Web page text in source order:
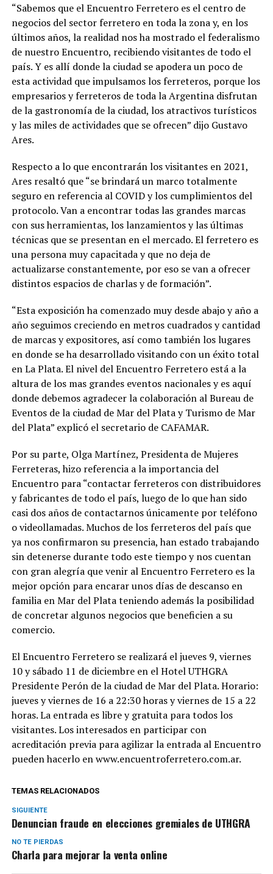
“Sabemos que el Encuentro Ferretero es el centro de
negocios del sector ferretero en toda la zona y, en los
últimos años, la realidad nos ha mostrado el federalismo
de nuestro Encuentro, recibiendo visitantes de todo el
país. Y es allí donde la ciudad se apodera un poco de
esta actividad que impulsamos los ferreteros, porque los
empresarios y ferreteros de toda la Argentina disfrutan
de la gastronomía de la ciudad, los atractivos turísticos
y las miles de actividades que se ofrecen” dijo Gustavo
Ares.
Respecto a lo que encontrarán los visitantes en 2021,
Ares resaltó que “se brindará un marco totalmente
seguro en referencia al COVID y los cumplimientos del
protocolo. Van a encontrar todas las grandes marcas
con sus herramientas, los lanzamientos y las últimas
técnicas que se presentan en el mercado. El ferretero es
una persona muy capacitada y que no deja de
actualizarse constantemente, por eso se van a ofrecer
distintos espacios de charlas y de formación”.
“Esta exposición ha comenzado muy desde abajo y año a
año seguimos creciendo en metros cuadrados y cantidad
de marcas y expositores, así como también los lugares
en donde se ha desarrollado visitando con un éxito total
en La Plata. El nivel del Encuentro Ferretero está a la
altura de los mas grandes eventos nacionales y es aquí
donde debemos agradecer la colaboración al Bureau de
Eventos de la ciudad de Mar del Plata y Turismo de Mar
del Plata” explicó el secretario de CAFAMAR.
Por su parte, Olga Martínez, Presidenta de Mujeres
Ferreteras, hizo referencia a la importancia del
Encuentro para “contactar ferreteros con distribuidores
y fabricantes de todo el país, luego de lo que han sido
casi dos años de contactarnos únicamente por teléfono
o videollamadas. Muchos de los ferreteros del país que
ya nos confirmaron su presencia, han estado trabajando
sin detenerse durante todo este tiempo y nos cuentan
con gran alegría que venir al Encuentro Ferretero es la
mejor opción para encarar unos días de descanso en
familia en Mar del Plata teniendo además la posibilidad
de concretar algunos negocios que beneficien a su
comercio.
El Encuentro Ferretero se realizará el jueves 9, viernes
10 y sábado 11 de diciembre en el Hotel UTHGRA
Presidente Perón de la ciudad de Mar del Plata. Horario:
jueves y viernes de 16 a 22:30 horas y viernes de 15 a 22
horas. La entrada es libre y gratuita para todos los
visitantes. Los interesados en participar con
acreditación previa para agilizar la entrada al Encuentro
pueden hacerlo en www.encuentroferretero.com.ar.
TEMAS RELACIONADOS
SIGUIENTE
Denuncian fraude en elecciones gremiales de UTHGRA
NO TE PIERDAS
Charla para mejorar la venta online